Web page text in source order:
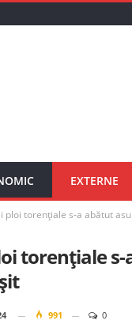
EXTERNE
ploi torențiale s-a abătut
torențiale
991 0